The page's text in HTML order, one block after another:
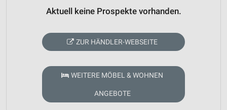
Aktuell keine Prospekte vorhanden.
ZUR HÄNDLER-WEBSEITE
WEITERE MÖBEL & WOHNEN
ANGEBOTE